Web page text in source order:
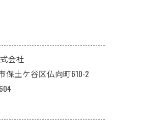
会社
保土ケ谷区仏向町610-2